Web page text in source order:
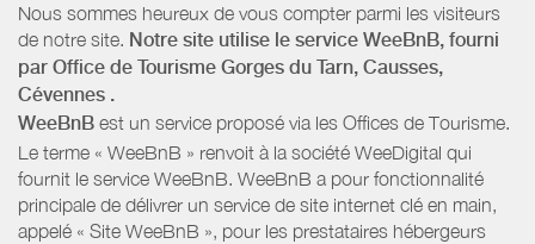
Nous sommes heureux de vous compter parmi les visiteurs
de notre site. Notre site utilise le service WeeBnB, fourni
par Office de Tourisme Gorges du Tarn, Causses,
Cévennes .
WeeBnB est un service proposé via les Offices de Tourisme.
Le terme « WeeBnB » renvoit à la société WeeDigital qui
fournit le service WeeBnB. WeeBnB a pour fonctionnalité
principale de délivrer un service de site internet clé en main,
appelé « Site WeeBnB », pour les prestataires hébergeurs